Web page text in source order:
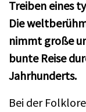
Treiben eines
Die
nimmt große
bunte Reise
Jahrhunderts.
Bei der